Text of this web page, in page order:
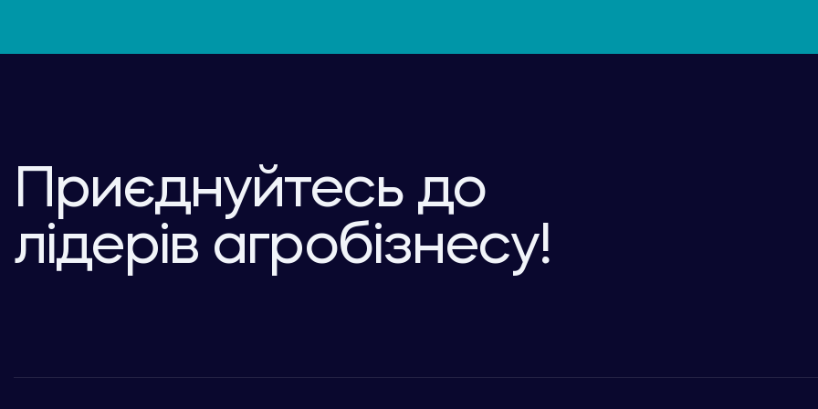
Приєднуйтесь до
лідерів агробізнесу!